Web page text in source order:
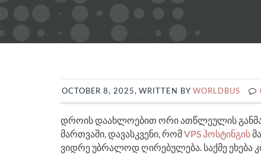
OCTOBER 8, 2025, WRITTEN BYWORLDBUS
დროის დაახლოებით ორი ათწლეულის
მართვაში, დავასკვენი, რომVPS ჰოსტინგის
ვიდრე უბრალოდ ღირებულება. საქმე ეხება